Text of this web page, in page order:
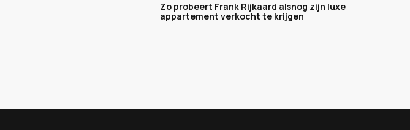
Zo probeert Frank Rijkaard alsnog zijn luxe
appartement verkocht te krijgen